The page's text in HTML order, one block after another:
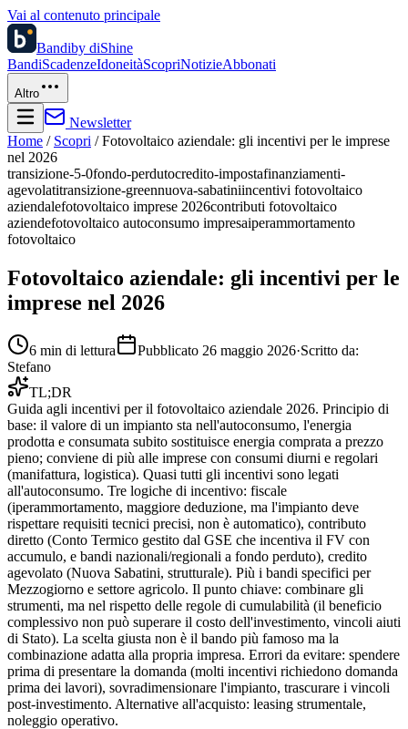
Vai al contenuto principale
Bandiby diShine
BandiScadenzeIdoneitàScopriNotizieAbbonati
Altro
Newsletter
Home / Scopri / Fotovoltaico aziendale: gli incentivi per le imprese
nel 2026
transizione-5-0fondo-perdutocredito-impostafinanziamenti-
agevolatitransizione-greennuova-sabatiniincentivi fotovoltaico
aziendalefotovoltaico imprese 2026contributi fotovoltaico
aziendefotovoltaico autoconsumo impresaiperammortamento
fotovoltaico
Fotovoltaico aziendale: gli incentivi per le
imprese nel 2026
6 min di lettura Pubblicato 26 maggio 2026·Scritto da:
Stefano
TL;DR
Guida agli incentivi per il fotovoltaico aziendale 2026. Principio di
base: il valore di un impianto sta nell'autoconsumo, l'energia
prodotta e consumata subito sostituisce energia comprata a prezzo
pieno; conviene di più alle imprese con consumi diurni e regolari
(manifattura, logistica). Quasi tutti gli incentivi sono legati
all'autoconsumo. Tre logiche di incentivo: fiscale
(iperammortamento, maggiore deduzione, ma l'impianto deve
rispettare requisiti tecnici precisi, non è automatico), contributo
diretto (Conto Termico gestito dal GSE che incentiva il FV con
accumulo, e bandi nazionali/regionali a fondo perduto), credito
agevolato (Nuova Sabatini, strutturale). Più i bandi specifici per
Mezzogiorno e settore agricolo. Il punto chiave: combinare gli
strumenti, ma nel rispetto delle regole di cumulabilità (il beneficio
complessivo non può superare il costo dell'investimento, vincoli aiuti
di Stato). La scelta giusta non è il bando più famoso ma la
combinazione adatta alla propria impresa. Errori da evitare: spendere
prima di presentare la domanda (molti incentivi richiedono domanda
prima dei lavori), sovradimensionare l'impianto, trascurare i vincoli
post-investimento. Alternative all'acquisto: leasing strumentale,
noleggio operativo.